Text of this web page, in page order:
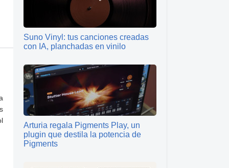
Suno Vinyl: tus canciones creadas
con IA, planchadas en vinilo
Arturia regala Pigments Play, un
plugin que destila la potencia de
Pigments